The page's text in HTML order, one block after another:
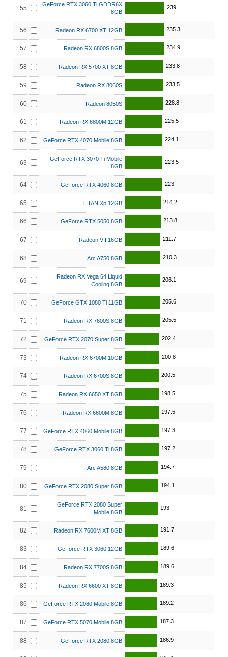
55
GeForce RTX 3060 Ti GDDR6X
8GB
239
56 Radeon RX 6700 XT 12GB 235.3
57 Radeon RX 6800S 8GB 234.9
58 Radeon RX 5700 XT 8GB 233.8
59 Radeon RX 8060S 233.5
60 Radeon 8050S 228.8
61 Radeon RX 6800M 12GB 225.5
62 GeForce RTX 4070 Mobile 8GB 224.1
63
GeForce RTX 3070 Ti Mobile
8GB
223.5
64 GeForce RTX 4060 8GB 223
65 TITAN Xp 12GB 214.2
66 GeForce RTX 5050 8GB 213.8
67 Radeon VII 16GB 211.7
68 Arc A750 8GB 210.3
69
Radeon RX Vega 64 Liquid
Cooling 8GB
206.1
70 GeForce GTX 1080 Ti 11GB 205.6
71 Radeon RX 7600S 8GB 205.5
72 GeForce RTX 2070 Super 8GB 202.4
73 Radeon RX 6700M 10GB 200.8
74 Radeon RX 6700S 8GB 200.5
75 Radeon RX 6650 XT 8GB 198.5
76 Radeon RX 6600M 8GB 197.5
77 GeForce RTX 4060 Mobile 8GB 197.3
78 GeForce RTX 3060 Ti 8GB 197.2
79 Arc A580 8GB 194.7
80 GeForce RTX 2080 Super 8GB 194.1
81
GeForce RTX 2080 Super
Mobile 8GB
193
82 Radeon RX 7600M XT 8GB 191.7
83 GeForce RTX 3060 12GB 189.6
84 Radeon RX 7700S 8GB 189.6
85 Radeon RX 6600 XT 8GB 189.3
86 GeForce RTX 2080 Mobile 8GB 189.2
87 GeForce RTX 5070 Mobile 8GB 187.3
88 GeForce RTX 2080 8GB 186.9